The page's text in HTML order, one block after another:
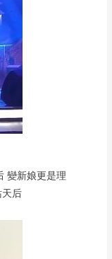
變新娘更是理
天后